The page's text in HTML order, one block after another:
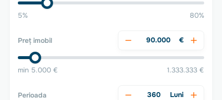
5% 80%
Preț imobil €
min 5.000 € 1.333.333 €
Perioada Luni